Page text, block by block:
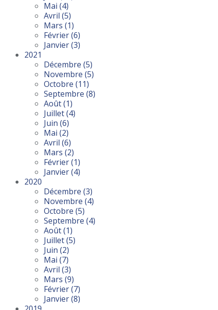
Mai (4)
Avril (5)
Mars (1)
Février(6)
Janvier(3)
2021
Décembre (5)
Novembre (5)
Octobre (11)
Septembre (8)
Août(1)
Juillet(4)
Juin (6)
Mai (2)
Avril (6)
Mars (2)
Février(1)
Janvier(4)
2020
Décembre (3)
Novembre (4)
Octobre (5)
Septembre (4)
Août(1)
Juillet(5)
Juin (2)
Mai (7)
Avril (3)
Mars (9)
Février(7)
Janvier(8)